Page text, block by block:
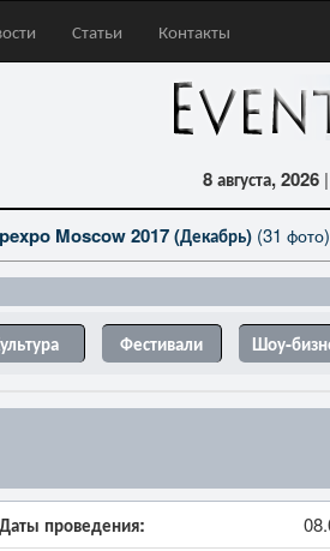
Статьи Контакты
8 августа, 2026
Moscow 2017 (Декабрь)(31 фото)
Фестивали Шоу-
Даты проведения: